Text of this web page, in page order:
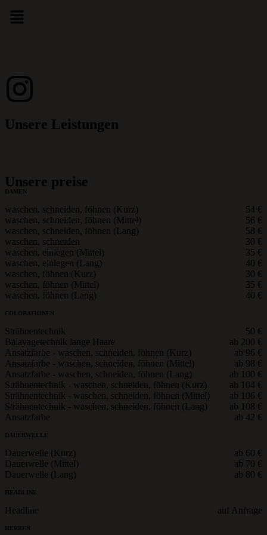
Unsere Leistungen
Unsere preise
DAMEN
waschen, schneiden, föhnen (Kurz)
54 €
waschen, schneiden, föhnen (Mittel)
56 €
waschen, schneiden, föhnen (Lang)
58 €
waschen, schneiden
30 €
waschen, einlegen (Mittel)
35 €
waschen, einlegen (Lang)
40 €
waschen, föhnen (Kurz)
30 €
waschen, föhnen (Mittel)
35 €
waschen, föhnen (Lang)
40 €
COLORATIONEN
Strähnentechnik
50 €
Balayagetechnik lange Haare
ab 200 €
Ansatzfarbe - waschen, schneiden, föhnen (Kurz)
ab 96 €
Ansatzfarbe - waschen, schneiden, föhnen (Mittel)
ab 98 €
Ansatzfarbe - waschen, schneiden, föhnen (Lang)
ab 100 €
Strähnentechnik - waschen, schneiden, föhnen (Kurz)
ab 104 €
Strähnentechnik - waschen, schneiden, föhnen (Mittel)
ab 106 €
Strähnentechnik - waschen, schneiden, föhnen (Lang)
ab 108 €
Ansatzfarbe
ab 42 €
DAUERWELLE
Dauerwelle (Kurz)
ab 60 €
Dauerwelle (Mittel)
ab 70 €
Dauerwelle (Lang)
ab 80 €
HEADLINE
Headline auf Anfrage
HERREN